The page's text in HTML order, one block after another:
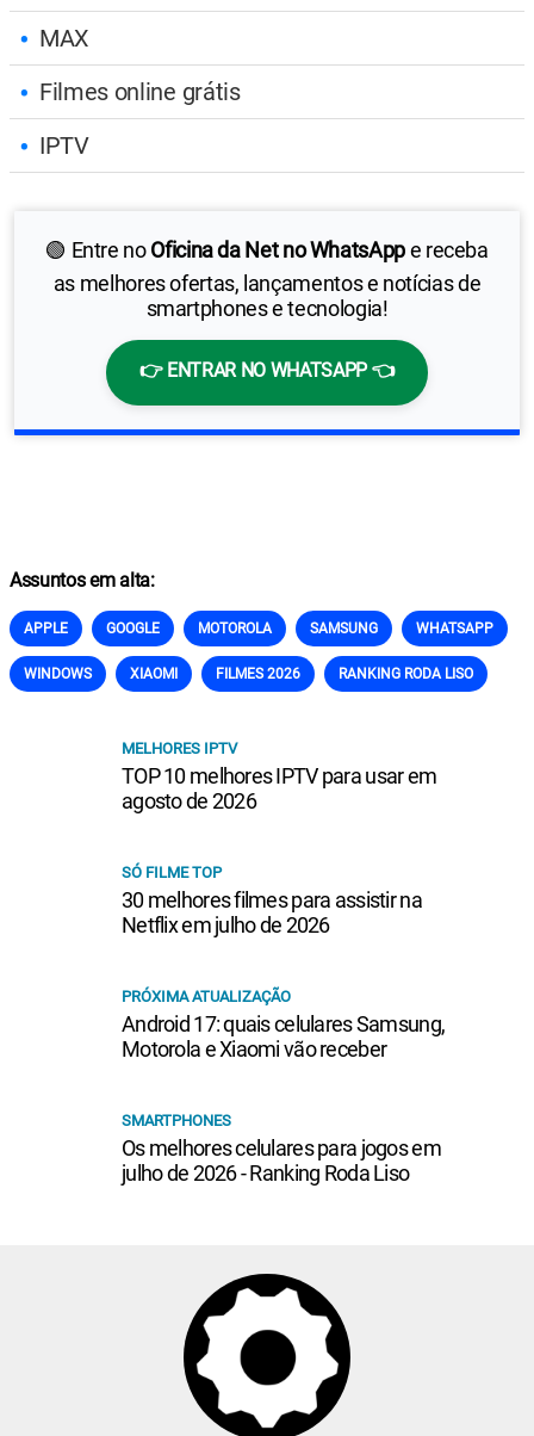
MAX
Filmes online grátis
IPTV
🟢 Entre noOficina da Net no WhatsAppe receba
as melhores ofertas, lançamentos e notícias de
smartphones e tecnologia!
👉 ENTRAR NO WHATSAPP 👈
Assuntos em alta:
APPLE GOOGLE MOTOROLA SAMSUNG WHATSAPP
WINDOWS XIAOMI FILMES 2026 RANKING RODA LISO
MELHORES IPTV
TOP 10 melhores IPTV para usar em
agosto de 2026
SÓ FILME TOP
30 melhores filmes para assistir na
Netflix em julho de 2026
PRÓXIMA ATUALIZAÇÃO
Android 17: quais celulares Samsung,
Motorola e Xiaomi vão receber
SMARTPHONES
Os melhores celulares para jogos em
julho de 2026 - Ranking Roda Liso